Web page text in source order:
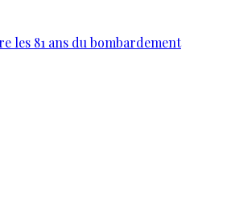
les 81 ans du bombardement